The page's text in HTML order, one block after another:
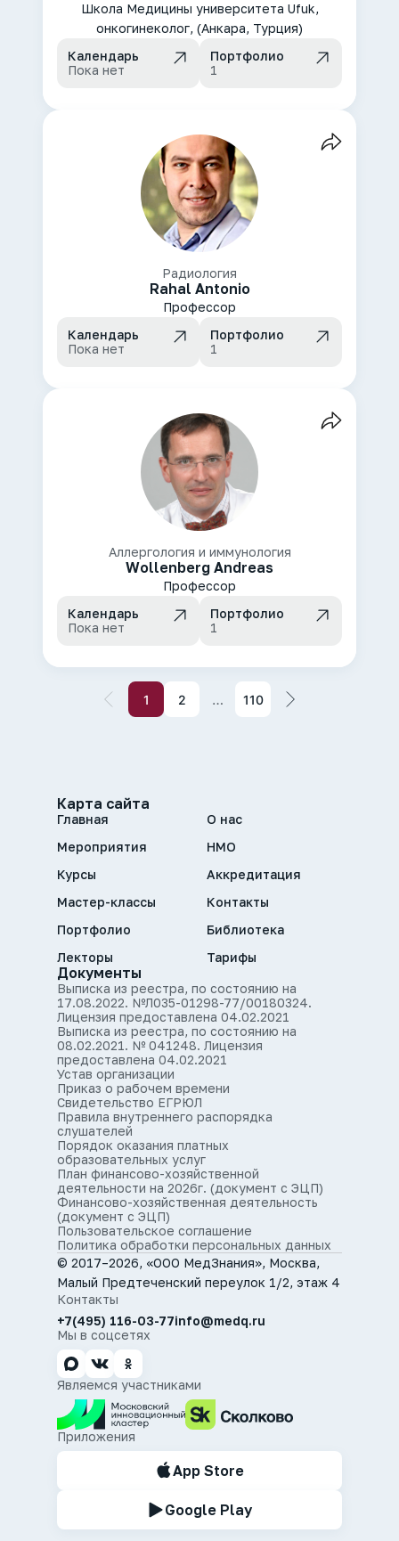
Школа Медицины университета Ufuk,
онкогинеколог, (Анкара, Турция)
Календарь
Пока нет
Портфолио
1
Радиология
Rahal Antonio
Профессор
Календарь
Пока нет
Портфолио
1
Аллергология и иммунология
Wollenberg Andreas
Профессор
Календарь
Пока нет
Портфолио
1
1 2 … 110
Карта сайта
Главная
Мероприятия
Курсы
Мастер-классы
Портфолио
Лекторы
О нас
НМО
Аккредитация
Контакты
Библиотека
Тарифы
Документы
Выписка из реестра, по состоянию на
17.08.2022. №Л035-01298-77/00180324.
Лицензия предоставлена 04.02.2021
Выписка из реестра, по состоянию на
08.02.2021. № 041248. Лицензия
предоставлена 04.02.2021
Устав организации
Приказ о рабочем времени
Свидетельство ЕГРЮЛ
Правила внутреннего распорядка
слушателей
Порядок оказания платных
образовательных услуг
План финансово-хозяйственной
деятельности на 2026г. (документ с ЭЦП)
Финансово-хозяйственная деятельность
(документ с ЭЦП)
Пользовательское соглашение
Политика обработки персональных данных
© 2017–2026, «ООО МедЗнания», Москва,
Малый Предтеченский переулок 1/2, этаж 4
Контакты
+7(495) 116-03-77info@medq.ru
Мы в соцсетях
Являемся участниками
Приложения
App Store
Google Play